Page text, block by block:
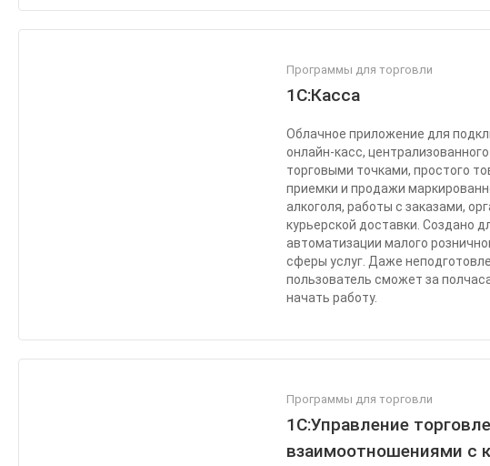
Программы для торговли
1С:Касса
Облачное приложение для
онлайн-касс,
торговыми точками, простого
приемки и продажи
алкоголя, работы с заказами,
курьерской доставки. Создано
автоматизации малого
сферы услуг. Даже
пользователь сможет за
начать работу.
Программы для торговли
1С:Управление
взаимоотношениями с